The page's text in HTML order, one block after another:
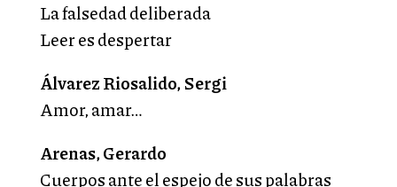
La falsedad deliberada
Leer es despertar
Álvarez Riosalido, Sergi
Amor, amar…
Arenas, Gerardo
Cuerpos ante el espejo de sus palabras